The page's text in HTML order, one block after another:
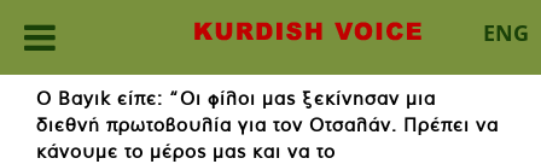
ENG
content
Ο Bayık είπε: “Οι φίλοι μας ξεκίνησαν μια
διεθνή πρωτοβουλία για τον Οτσαλάν. Πρέπει να
κάνουμε το μέρος μας και να το